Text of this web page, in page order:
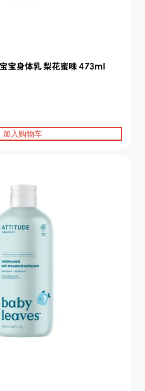
宝身体乳 梨花蜜味 473ml
加入购物车